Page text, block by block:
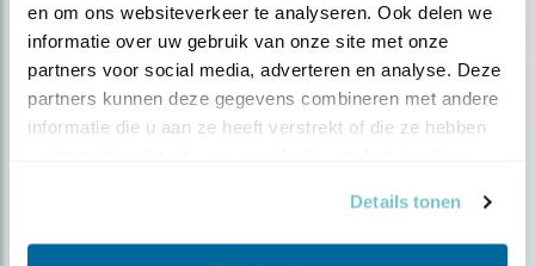
en om ons websiteverkeer te analyseren. Ook delen we
informatie over uw gebruik van onze site met onze
partners voor social media, adverteren en analyse. Deze
partners kunnen deze gegevens combineren met andere
informatie die u aan ze heeft verstrekt of die ze hebben
Details tonen
Help broedende vogels in de tuin